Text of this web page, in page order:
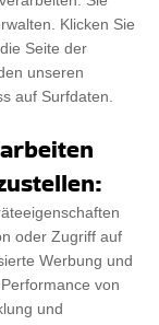
Klicken Sie
Seite der
unseren
auf Surfdaten.
oder Zugriff auf
Werbung und
von
und